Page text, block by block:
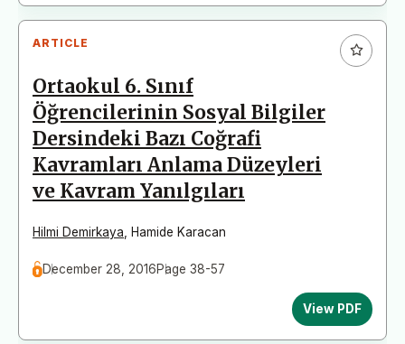
ARTICLE
Ortaokul 6. Sınıf
Öğrencilerinin Sosyal Bilgiler
Dersindeki Bazı Coğrafi
Kavramları Anlama Düzeyleri
ve Kavram Yanılgıları
Hilmi Demirkaya Hamide Karacan
December 28, 2016Page 38-57
View PDF